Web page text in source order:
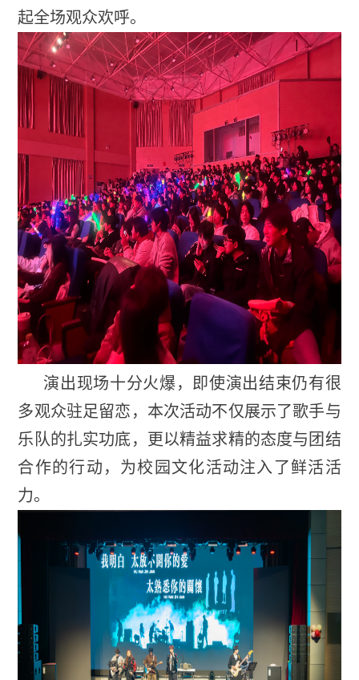
起全场观众欢呼。
演出现场十分火爆，即使演出结束仍有很
多观众驻足留恋，本次活动不仅展示了歌手与
乐队的扎实功底，更以精益求精的态度与团结
合作的行动，为校园文化活动注入了鲜活活
力。